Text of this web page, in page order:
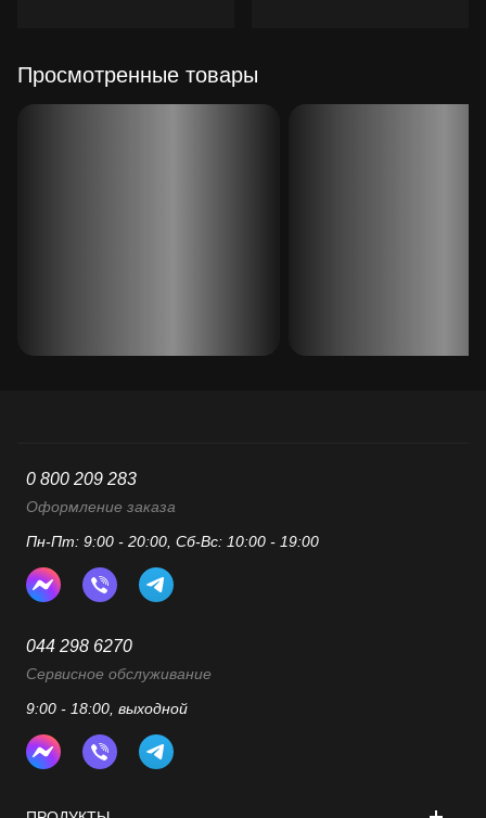
Просмотренные товары
0 800 209 283
Оформление заказа
Пн-Пт: 9:00 - 20:00, Сб-Вс: 10:00 - 19:00
044 298 6270
Сервисное обслуживание
9:00 - 18:00, выходной